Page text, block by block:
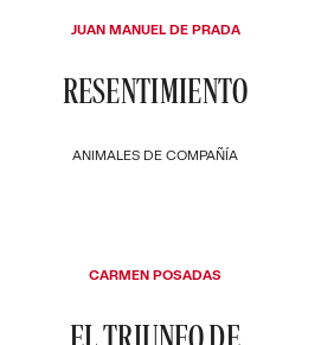
ANIMALES DE COMPAÑÍA
RESENTIMIENTO
JUAN MANUEL DE PRADA
CARMEN POSADAS